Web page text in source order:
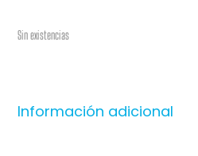
Sin existencias
Información adicional